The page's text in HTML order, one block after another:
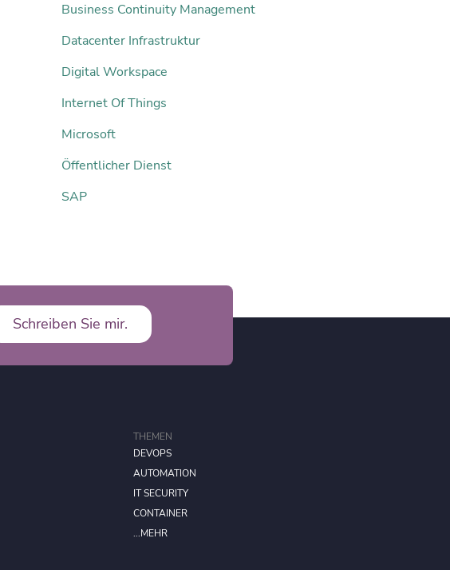
Business Continuity Management
Datacenter Infrastruktur
Digital Workspace
Internet Of Things
Microsoft
Öffentlicher Dienst
SAP
Schreiben Sie mir.
THEMEN
DEVOPS
AUTOMATION
IT SECURITY
CONTAINER
...MEHR